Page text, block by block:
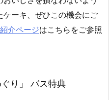
ーキ、ぜひこの機会にご
介ページはこちらをご参照
ぐり」 バス特典